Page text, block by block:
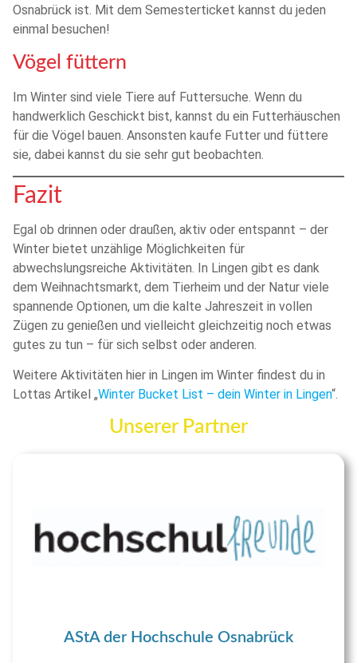
Osnabrück ist. Mit dem Semesterticket kannst du jeden
einmal besuchen!
Vögel füttern
Im Winter sind viele Tiere auf Futtersuche. Wenn du
handwerklich Geschickt bist, kannst du ein Futterhäuschen
für die Vögel bauen. Ansonsten kaufe Futter und füttere
sie, dabei kannst du sie sehr gut beobachten.
Fazit
Egal ob drinnen oder draußen, aktiv oder entspannt – der
Winter bietet unzählige Möglichkeiten für
abwechslungsreiche Aktivitäten. In Lingen gibt es dank
dem Weihnachtsmarkt, dem Tierheim und der Natur viele
spannende Optionen, um die kalte Jahreszeit in vollen
Zügen zu genießen und vielleicht gleichzeitig noch etwas
gutes zu tun – für sich selbst oder anderen.
Weitere Aktivitäten hier in Lingen im Winter findest du in
Lottas Artikel „Winter Bucket List – dein Winter in Lingen“.
Unserer Partner
AStA der Hochschule Osnabrück